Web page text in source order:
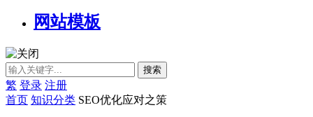
网站模板
繁 登录 注册
首页 知识分类 SEO优化应对之策